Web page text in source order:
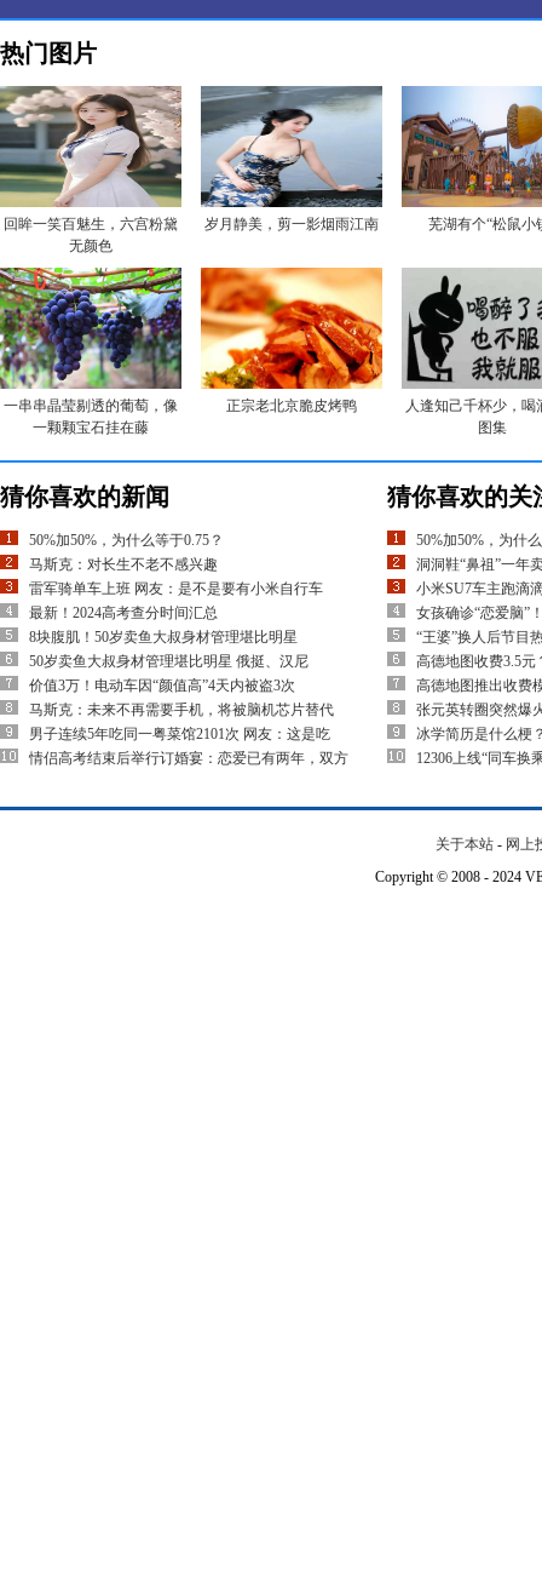
热门图片
回眸一笑百魅生，六宫粉黛
无颜色
岁月静美，剪一影烟雨江南 芜湖有个“松鼠小
一串串晶莹剔透的葡萄，像
一颗颗宝石挂在藤
正宗老北京脆皮烤鸭
人逢知己千杯少，喝
图集
猜你喜欢的新闻
50%加50%，为什么等于0.75？
马斯克：对长生不老不感兴趣
雷军骑单车上班 网友：是不是要有小米自行车
最新！2024高考查分时间汇总
8块腹肌！50岁卖鱼大叔身材管理堪比明星
50岁卖鱼大叔身材管理堪比明星 俄挺、汉尼
价值3万！电动车因“颜值高”4天内被盗3次
马斯克：未来不再需要手机，将被脑机芯片替代
男子连续5年吃同一粤菜馆2101次 网友：这是吃
情侣高考结束后举行订婚宴：恋爱已有两年，双方
猜你喜欢的关
50%加50%，为什
洞洞鞋“鼻祖”一年
小米SU7车主跑滴
女孩确诊“恋爱脑”
“王婆”换人后节目
高德地图收费3.5
高德地图推出收费
张元英转圈突然爆
冰学简历是什么梗
12306上线“同车换
关于本站 - 网上
Copyright © 2008 - 2024